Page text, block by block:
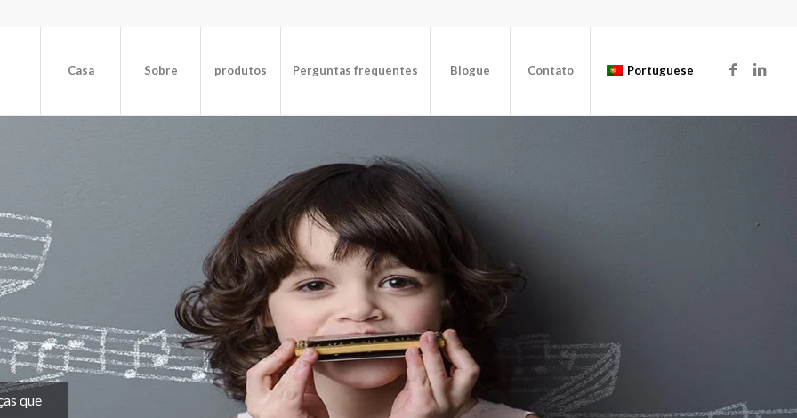
Casa Sobre produtos Perguntas frequentes Blogue Contato Portuguese
que